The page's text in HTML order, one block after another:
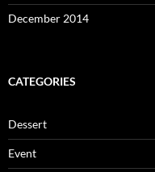
December 2014
CATEGORIES
Dessert
Event